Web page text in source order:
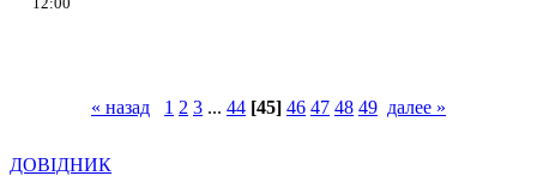
« назад 1 2 3 ... 44 [45] 46 47 48 49 далее »
ДОВІДНИК